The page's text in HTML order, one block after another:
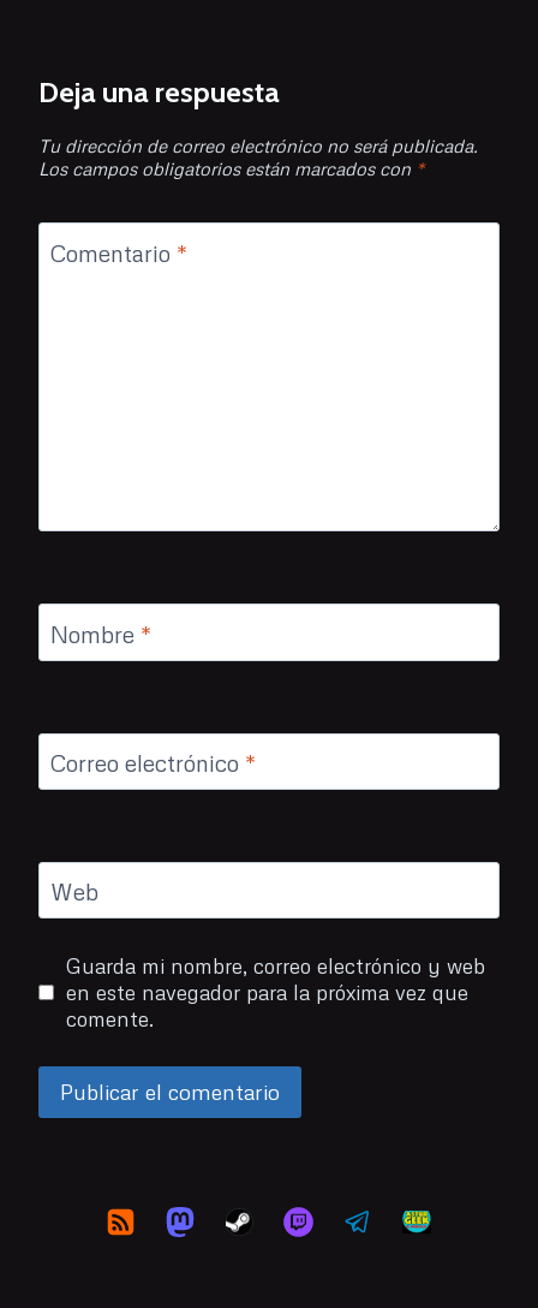
Deja una respuesta
Tu dirección de correo electrónico no será publicada.
Los campos obligatorios están marcados con *
Comentario *
Nombre *
Correo electrónico *
Web
Guarda mi nombre, correo electrónico y web
en este navegador para la próxima vez que
comente.